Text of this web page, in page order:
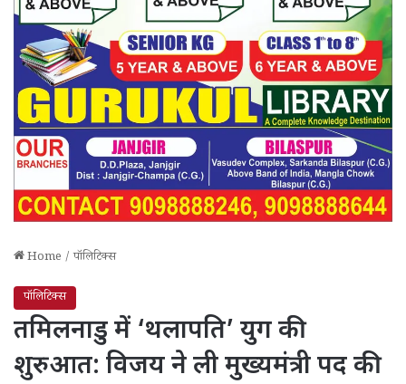
Home / पॉलिटिक्स
पॉलिटिक्स
तमिलनाडु में ‘थलापति’ युग की
शुरुआत: विजय ने ली मुख्यमंत्री पद की